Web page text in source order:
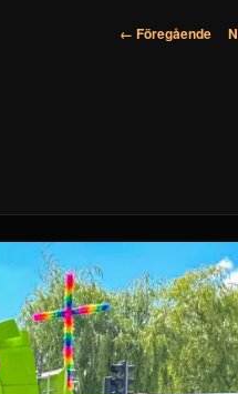
Bildnavigering
← Föregående